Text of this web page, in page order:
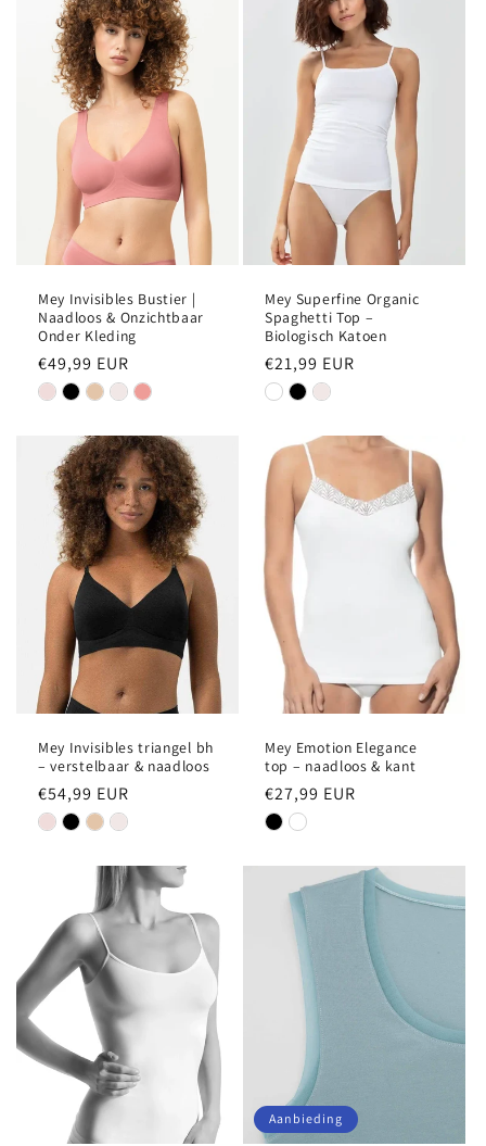
Mey Invisibles Bustier |
Naadloos & Onzichtbaar
Onder Kleding
Normale
prijs
€49,99 EUR
Mey Superfine Organic
Spaghetti Top –
Biologisch Katoen
Normale
prijs
€21,99 EUR
Mey Invisibles triangel bh
– verstelbaar & naadloos
Normale
prijs
€54,99 EUR
Mey Emotion Elegance
top – naadloos & kant
Normale
prijs
€27,99 EUR
Aanbieding